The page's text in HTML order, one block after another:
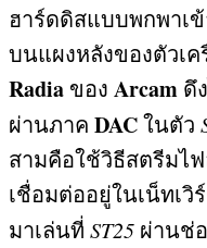
ฮาร์ดดิสแบบพกพาเ
บนแผงหลังของตัวเ
Radia ของ Arcam ดึ
ผ่านภาค DACในตัว
สามคือใช้วิธีสตรีมไ
เชื่อมต่ออยู่ในเน็ทเวิ
มาเล่นที่ ST25 ผ่านช่